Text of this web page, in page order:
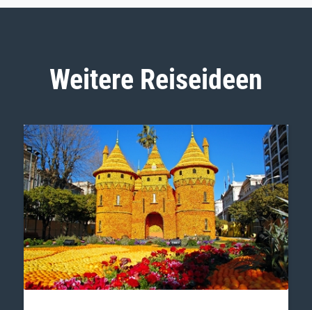
Weitere Reiseideen